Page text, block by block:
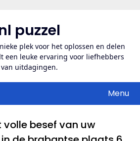
puzzel
plek voor het oplossen en delen
een leuke ervaring voor liefhebbers
van uitdagingen.
Menu
volle besef van uw